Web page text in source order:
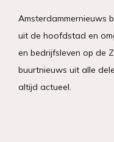
Amsterdammernieuws
uit de hoofdstad en
en bedrijfsleven op de
buurtnieuws uit alle
altijd actueel.